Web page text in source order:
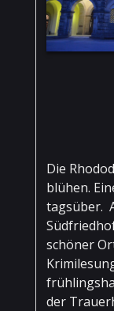
Die
blühen.
tagsüber.
schöner
der